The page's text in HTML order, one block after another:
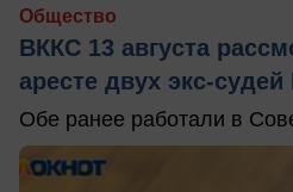
Общество
ВККС 13 августа
аресте двух экс-судей
Обе ранее работали в